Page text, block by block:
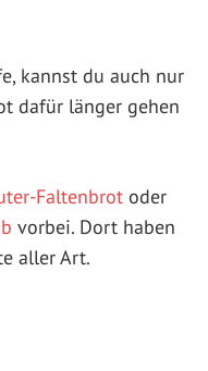
kannst du auch nur
dafür länger gehen
Faltenbrot oder
vorbei. Dort haben
aller Art.